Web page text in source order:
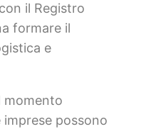
il Registro
formare il
e
momento
imprese possono